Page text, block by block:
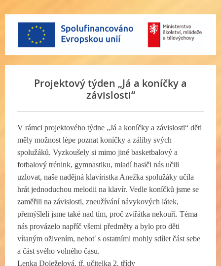
Projektový týden „Já a koníčky a
závislosti“
V rámci projektového týdne „Já a koníčky a závislosti“ děti
měly možnost lépe poznat koníčky a záliby svých
spolužáků. Vyzkoušely si mimo jiné basketbalový a
fotbalový trénink, gymnastiku, mladí hasiči nás učili
uzlovat, naše nadějná klavíristka Anežka spolužáky učila
hrát jednoduchou melodii na klavír. Vedle koníčků jsme se
zaměřili na závislosti, zneužívání návykových látek,
přemýšleli jsme také nad tím, proč zvířátka nekouří. Téma
nás provázelo napříč všemi předměty a bylo pro děti
vítaným oživením, neboť s ostatními mohly sdílet část sebe
a část svého volného času.
Lenka Doleželová, tř. učitelka 2. třídy